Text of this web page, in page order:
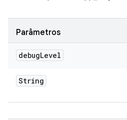
Parâmetros
debugLevel
String